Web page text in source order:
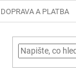
DOPRAVA A PLATBA